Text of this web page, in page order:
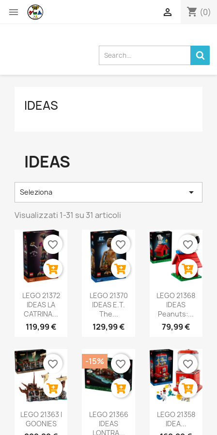
 shopping_cart (0)

IDEAS
IDEAS
Seleziona 
Visualizzati 1-31 su 31 articoli
LEGO 21372
IDEAS LA
CATRINA...
119,99 €
favorite_border
LEGO 21370
IDEAS E.T.
The...
129,99 €
favorite_border
LEGO 21368
IDEAS
Peanuts:...
79,99 €
favorite_border
LEGO 21363 I
GOONIES
favorite_border
LEGO 21366
IDEAS
LONTRA...
-15% favorite_border
LEGO 21358
IDEA...
favorite_border